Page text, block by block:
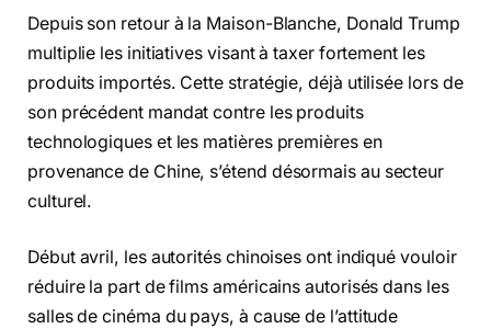
Depuis son retour à la Maison-Blanche, Donald Trump
multiplie les initiatives visant à taxer fortement les
produits importés. Cette stratégie, déjà utilisée lors de
son précédent mandat contre les produits
technologiques et les matières premières en
provenance de Chine, s’étend désormais au secteur
culturel.
Début avril, les autorités chinoises ont indiqué vouloir
réduire la part de films américains autorisés dans les
salles de cinéma du pays, à cause de l’attitude